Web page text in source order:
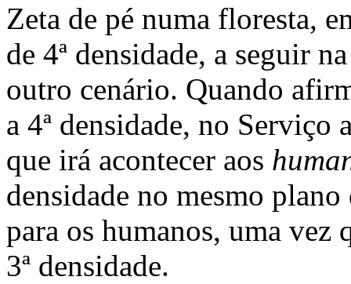
Zeta de pé numa floresta,
de 4ª densidade, a seguir
outro cenário. Quando
a 4ª densidade, no Serviço
que irá acontecer aos
densidade no mesmo
para os humanos, uma vez
3ª densidade.